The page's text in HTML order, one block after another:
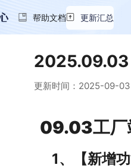
帮助文档 更新汇总
2025.09.03
更新时间： 2025-09-03
09.03工厂
1、【新增